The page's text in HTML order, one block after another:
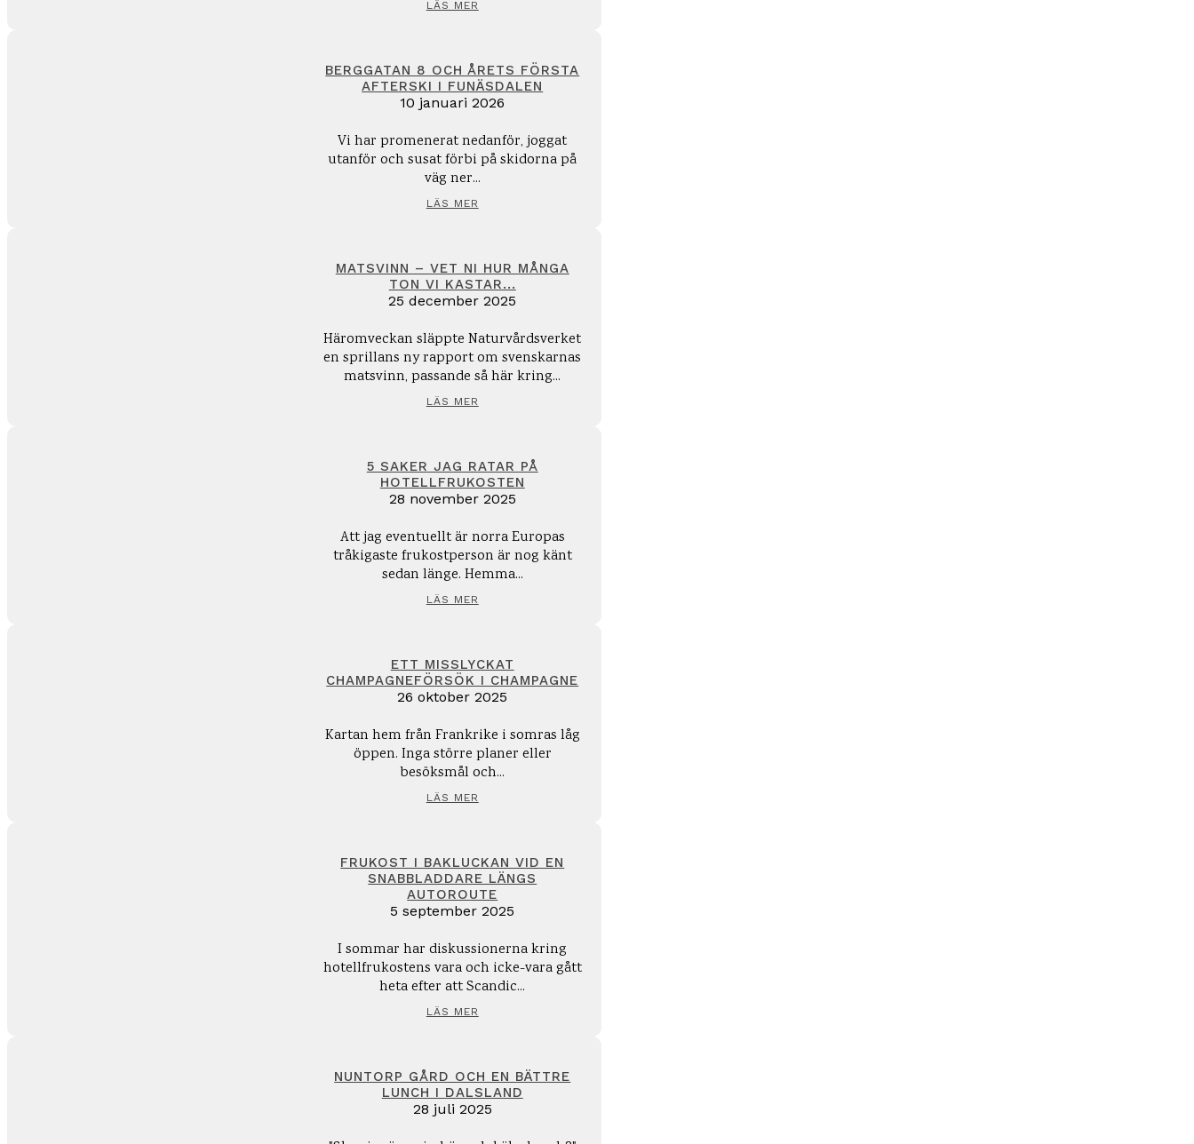
LÄS MER
BERGGATAN 8 OCH ÅRETS FÖRSTA
AFTERSKI I FUNÄSDALEN
10 januari 2026
Vi har promenerat nedanför, joggat
utanför och susat förbi på skidorna på
väg ner...
LÄS MER
MATSVINN – VET NI HUR MÅNGA
TON VI KASTAR...
25 december 2025
Häromveckan släppte Naturvårdsverket
en sprillans ny rapport om svenskarnas
matsvinn, passande så här kring...
LÄS MER
5 SAKER JAG RATAR PÅ
HOTELLFRUKOSTEN
28 november 2025
Att jag eventuellt är norra Europas
tråkigaste frukostperson är nog känt
sedan länge. Hemma...
LÄS MER
ETT MISSLYCKAT
CHAMPAGNEFÖRSÖK I CHAMPAGNE
26 oktober 2025
Kartan hem från Frankrike i somras låg
öppen. Inga större planer eller
besöksmål och...
LÄS MER
FRUKOST I BAKLUCKAN VID EN
SNABBLADDARE LÄNGS
AUTOROUTE
5 september 2025
I sommar har diskussionerna kring
hotellfrukostens vara och icke-vara gått
heta efter att Scandic...
LÄS MER
NUNTORP GÅRD OCH EN BÄTTRE
LUNCH I DALSLAND
28 juli 2025